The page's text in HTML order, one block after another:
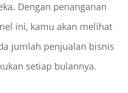
Dengan penanganan
ini, kamu akan melihat
jumlah penjualan bisnis
setiap bulannya.